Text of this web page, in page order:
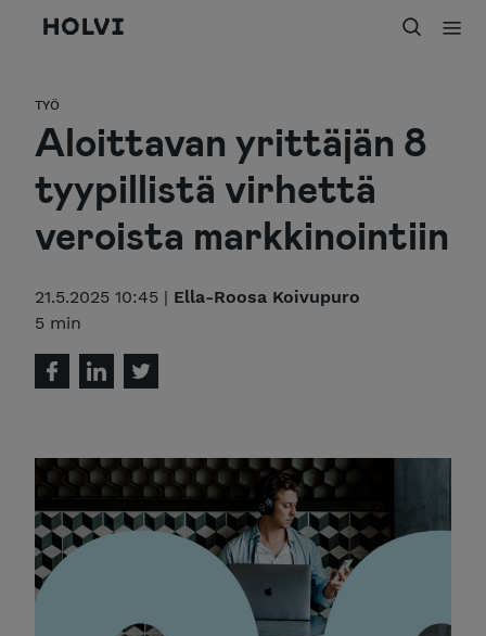
Holvi
TYÖ
Aloittavan yrittäjän 8
tyypillistä virhettä
veroista markkinointiin
21.5.2025 10:45 | Ella-Roosa Koivupuro
5 min